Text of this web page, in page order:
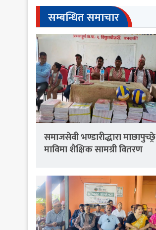
सम्बन्धित समाचार
समाजसेवी भण्डारीद्धारा माछापुच्छ्रे
माविमा शैक्षिक सामग्री वितरण